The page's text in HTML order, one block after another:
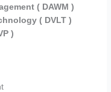
( DAWM )
( DVLT )
)